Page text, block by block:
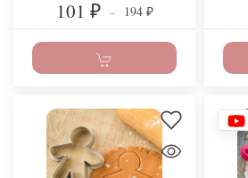
101 ₽ – 194 ₽